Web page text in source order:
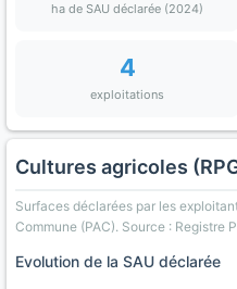
ha de SAU déclarée (2024)
4
exploitations
Cultures agricoles
Surfaces déclarées par les
Commune (PAC). Source : Registre
Evolution de la SAU déclarée